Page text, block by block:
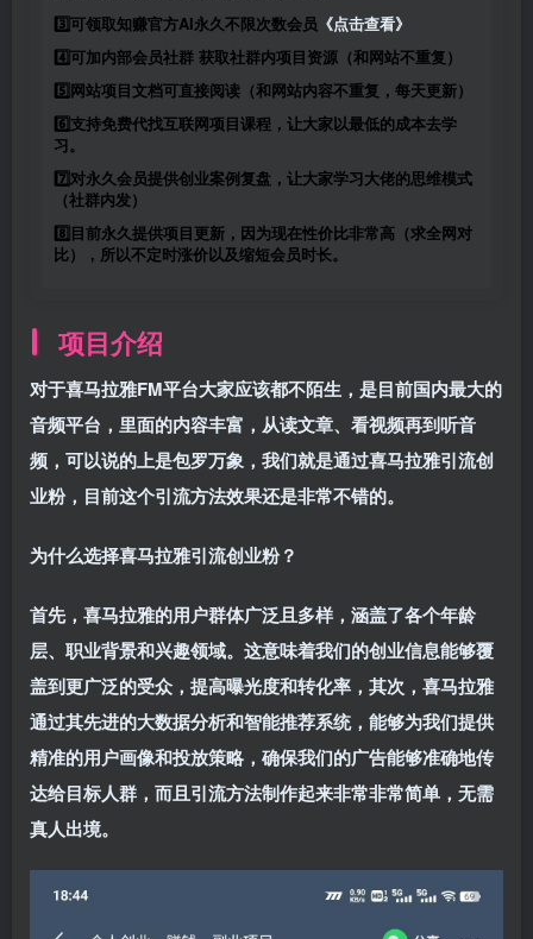
3️⃣可领取知赚官方AI永久不限次数会员 《点击查看》
4️⃣可加内部会员社群 获取社群内项目资源（和网站不重复）
5️⃣网站项目文档可直接阅读（和网站内容不重复，每天更新）
6️⃣支持免费代找互联网项目课程，让大家以最低的成本去学
习。
7️⃣对永久会员提供创业案例复盘，让大家学习大佬的思维模式
（社群内发）
8️⃣目前永久提供项目更新，因为现在性价比非常高（求全网对
比），所以不定时涨价以及缩短会员时长。
项目介绍
对于喜马拉雅FM平台大家应该都不陌生，是目前国内最大的
音频平台，里面的内容丰富，从读文章、看视频再到听音
频，可以说的上是包罗万象，我们就是通过喜马拉雅引流创
业粉，目前这个引流方法效果还是非常不错的。
为什么选择喜马拉雅引流创业粉？
首先，喜马拉雅的用户群体广泛且多样，涵盖了各个年龄
层、职业背景和兴趣领域。这意味着我们的创业信息能够覆
盖到更广泛的受众，提高曝光度和转化率，其次，喜马拉雅
通过其先进的大数据分析和智能推荐系统，能够为我们提供
精准的用户画像和投放策略，确保我们的广告能够准确地传
达给目标人群，而且引流方法制作起来非常非常简单，无需
真人出境。